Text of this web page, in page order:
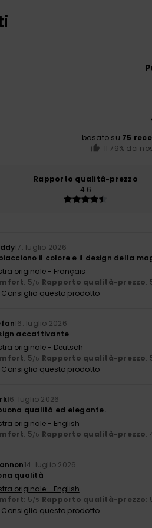
basato su 75
Il 79% dei
Rapporto qualità-prezzo
4.6
17. luglio 2026
il colore e il design della
originale - Français
: 5/5 Rapporto qualità-prezzo:
Consiglio questo prodotto
16. luglio 2026
accattivante
originale - Deutsch
: 5/5 Rapporto qualità-prezzo:
Consiglio questo prodotto
16. luglio 2026
qualità ed elegante.
originale - English
: 5/5 Rapporto qualità-prezzo:
14. luglio 2026
qualità
originale - English
: 5/5 Rapporto qualità-prezzo:
Consiglio questo prodotto